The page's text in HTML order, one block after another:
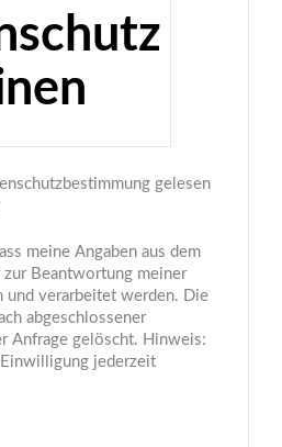
geben
Sie diese
Daten sind alle
Sie persönlich
können.
zum
entnehmen Sie
Text
gelesen
meine Angaben aus dem
Beantwortung meiner
und verarbeitet werden. Die
abgeschlossener
Anfrage gelöscht. Hinweis:
jederzeit